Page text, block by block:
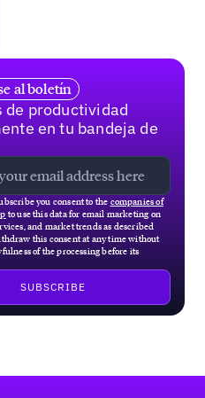
al boletín
de productividad
en tu bandeja de
you consent to the companies of
to use this data for email marketing on
and market trends as described
this consent at any time without
of the processing before its